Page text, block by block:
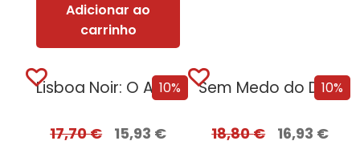
Adicionar ao
carrinho
10%
Lisboa Noir: O Ano Negro de 1929
17,70€ 15,93 €
10%
Sem Medo do Destino [Nova Edição]
18,80€ 16,93 €